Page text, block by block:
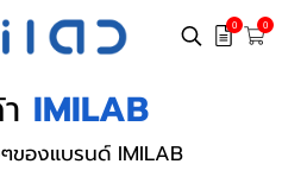
0 0
IMILAB
ของแบรนด์ IMILAB